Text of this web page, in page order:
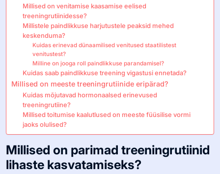
Millised on venitamise kaasamise eelised
treeningrutiinidesse?
Millistele paindlikkuse harjutustele peaksid mehed
keskenduma?
Kuidas erinevad dünaamilised venitused staatilistest
venitustest?
Milline on jooga roll paindlikkuse parandamisel?
Kuidas saab paindlikkuse treening vigastusi ennetada?
Millised on meeste treeningrutiinide eripärad?
Kuidas mõjutavad hormonaalsed erinevused
treeningrutiine?
Millised toitumise kaalutlused on meeste füüsilise vormi
jaoks olulised?
Millised on parimad treeningrutiinid
lihaste kasvatamiseks?